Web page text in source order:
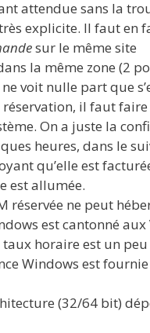
attendue sans la
très explicite. Il faut en
sur le même site
la même zone (2
voit nulle part que
il faut faire
On a juste la
heures, dans le
qu’elle est
est allumée.
réservée ne peut
est cantonné aux
taux horaire est un
Windows est
(32/64 bit)